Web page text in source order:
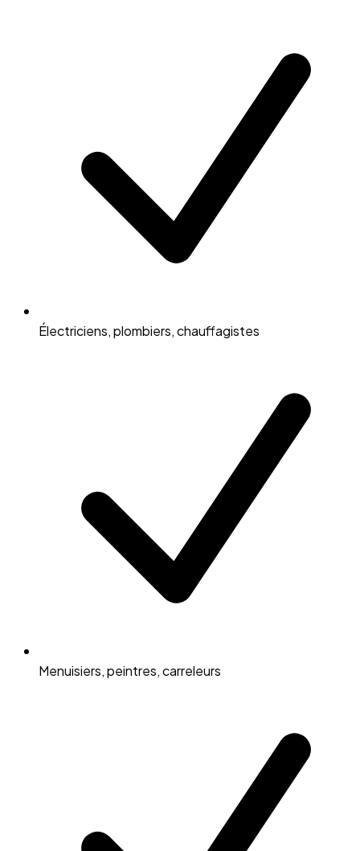
Électriciens, plombiers, chauffagistes
Menuisiers, peintres, carreleurs